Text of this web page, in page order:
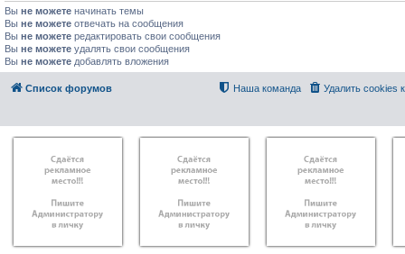
Вы не можете начинать темы
Вы не можете отвечать на сообщения
Вы не можете редактировать свои сообщения
Вы не можете удалять свои сообщения
Вы не можете добавлять вложения
Список форумов Удалить cookies
Наша команда